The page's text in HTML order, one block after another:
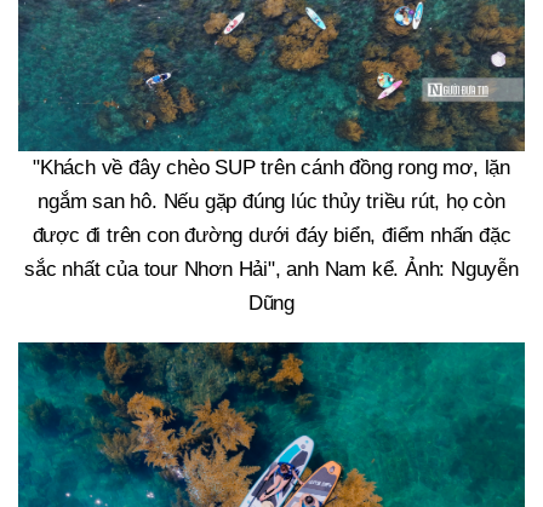
"Khách về đây chèo SUP trên cánh đồng rong mơ, lặn
ngắm san hô. Nếu gặp đúng lúc thủy triều rút, họ còn
được đi trên con đường dưới đáy biển, điểm nhấn đặc
sắc nhất của tour Nhơn Hải", anh Nam kể. Ảnh: Nguyễn
Dũng